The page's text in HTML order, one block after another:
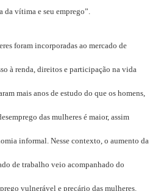
da vítima e seu emprego”.
foram incorporadas ao mercado de
à renda, direitos e participação na vida
mais anos de estudo do que os homens,
das mulheres é maior, assim
informal. Nesse contexto, o aumento da
de trabalho veio acompanhado do
vulnerável e precário das mulheres.